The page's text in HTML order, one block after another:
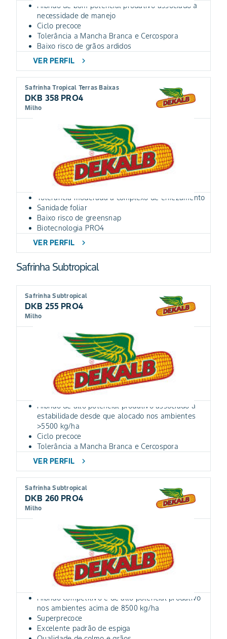
Híbrido de bom potencial produtivo associado a
necessidade de manejo
Ciclo precoce
Tolerância a Mancha Branca e Cercospora
Baixo risco de grãos ardidos
VER PERFIL
chevron_right
Safrinha Tropical Terras Baixas
DKB 358 PRO4
Milho
Tolerância moderada a complexo de enfezamento
Sanidade foliar
Baixo risco de greensnap
Biotecnologia PRO4
VER PERFIL
chevron_right
Safrinha Subtropical
Safrinha Subtropical
DKB 255 PRO4
Milho
Híbrido de alto potencial produtivo associado a
estabilidade desde que alocado nos ambientes
>5500 kg/ha
Ciclo precoce
Tolerância a Mancha Branca e Cercospora
VER PERFIL
chevron_right
Safrinha Subtropical
DKB 260 PRO4
Milho
Híbrido competitivo e de alto potencial produtivo
nos ambientes acima de 8500 kg/ha
Superprecoce
Excelente padrão de espiga